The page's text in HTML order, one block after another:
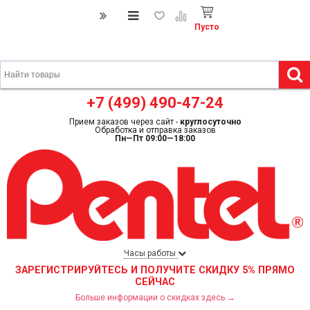
Пусто
+7 (499) 490-47-24
Прием заказов через сайт - круглосуточно
Обработка и отправка заказов
Пн—Пт 09:00—18:00
Часы работы
ЗАРЕГИСТРИРУЙТЕСЬ И ПОЛУЧИТЕ СКИДКУ 5% ПРЯМО
СЕЙЧАС
Больше информации о скидках здесь →